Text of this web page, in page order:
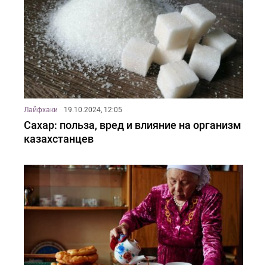
Лайфхаки 19.10.2024, 12:05
Сахар: польза, вред и влияние на организм
казахстанцев